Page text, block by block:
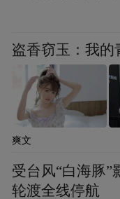
盗香窃玉：我的
爽文
受台风“白海豚”
轮渡全线停航